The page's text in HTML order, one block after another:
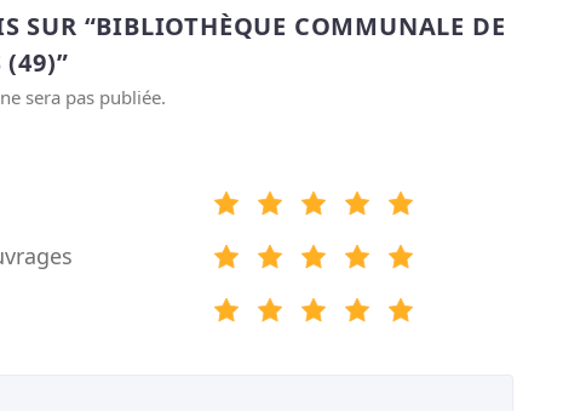
SUR “BIBLIOTHÈQUE COMMUNALE DE
(49)”
sera pas publiée.